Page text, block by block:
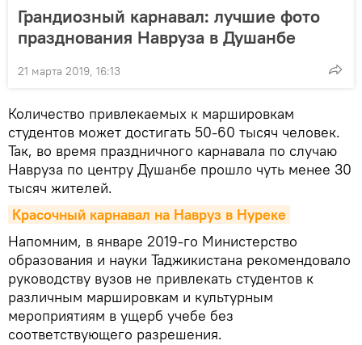
Грандиозный карнавал: лучшие фото
празднования Навруза в Душанбе
21 марта 2019, 16:13
Количество привлекаемых к маршировкам
студентов может достигать 50-60 тысяч человек.
Так, во время праздничного карнавала по случаю
Навруза по центру Душанбе прошло чуть менее 30
тысяч жителей.
Красочный карнавал на Навруз в Нуреке
Напомним, в январе 2019-го Министерство
образования и науки Таджикистана рекомендовало
руководству вузов не привлекать студентов к
различным маршировкам и культурным
мероприятиям в ущерб учебе без
соответствующего разрешения.